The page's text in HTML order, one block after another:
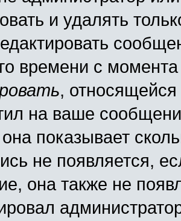
и удалять
времени с
,
на ваше
показывает
не появляется,
она также не